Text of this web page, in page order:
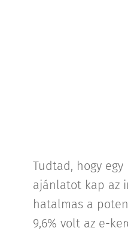
Tudtad, hogy
ajánlatot kap az
hatalmas a
9,6% volt az e-